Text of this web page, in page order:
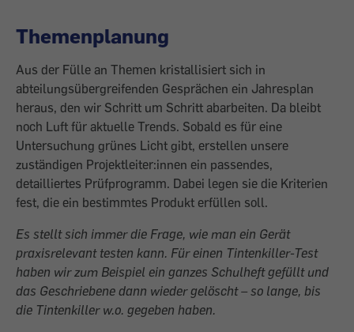
Themenplanung
Aus der Fülle an Themen kristallisiert sich in
abteilungsübergreifenden Gesprächen ein Jahresplan
heraus, den wir Schritt um Schritt abarbeiten. Da bleibt
noch Luft für aktuelle Trends. Sobald es für eine
Untersuchung grünes Licht gibt, erstellen unsere
zuständigen Projektleiter:innen ein passendes,
detailliertes Prüfprogramm. Dabei legen sie die Kriterien
fest, die ein bestimmtes Produkt erfüllen soll.
Es stellt sich immer die Frage, wie man ein Gerät
praxisrelevant testen kann. Für einen Tintenkiller-Test
haben wir zum Beispiel ein ganzes Schulheft gefüllt und
das Geschriebene dann wieder gelöscht – so lange, bis
die Tintenkiller w.o. gegeben haben.